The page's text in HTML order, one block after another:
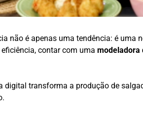
não é apenas uma tendência: é uma
contar com uma modeladora
transforma a produção de